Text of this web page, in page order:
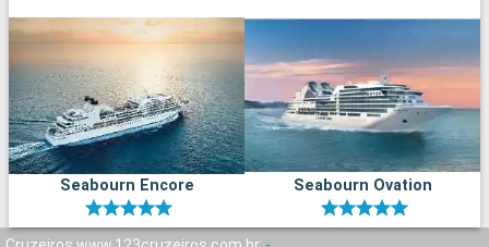
Seabourn Encore Seabourn Ovation